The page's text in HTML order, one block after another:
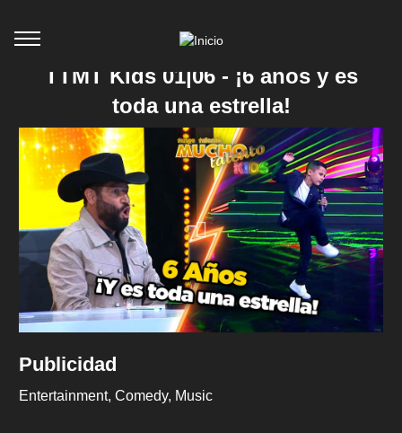
TTMT Kids 01|06 - ¡6 años y es
toda una estrella!
Publicidad
Entertainment Comedy Music